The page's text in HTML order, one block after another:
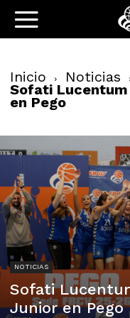
Inicio Noticias
Sofati
en Pego
NOTICIAS
Sofati
Junior en Pego